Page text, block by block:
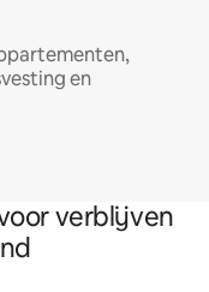
en
verblijven